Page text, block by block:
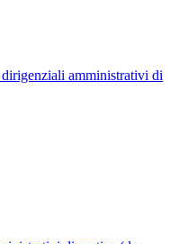
amministrativi di